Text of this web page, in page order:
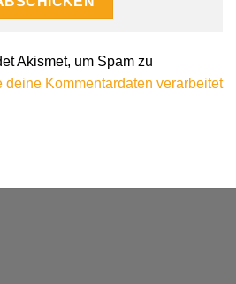
Akismet, um Spam zu
deine Kommentardaten verarbeitet